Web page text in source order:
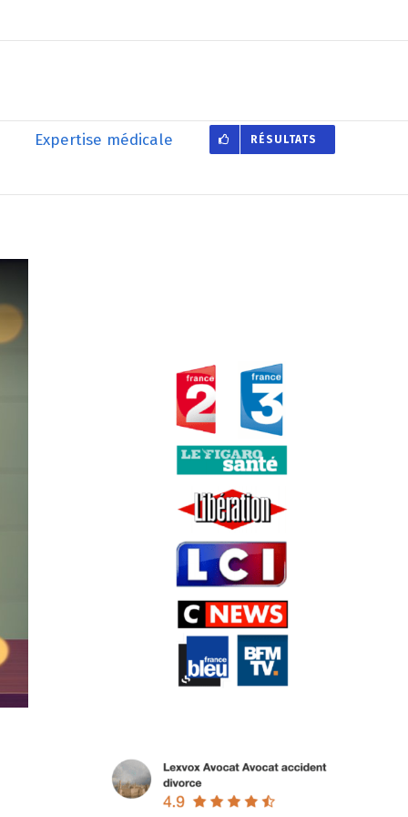
Expertise médicale RÉSULTATS